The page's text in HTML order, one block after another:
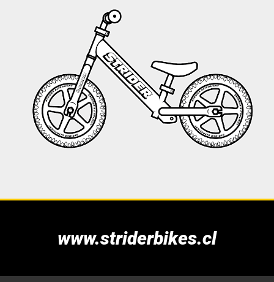
www.striderbikes.cl